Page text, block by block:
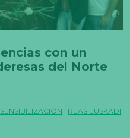
con un
del Norte
| REAS EUSKADI